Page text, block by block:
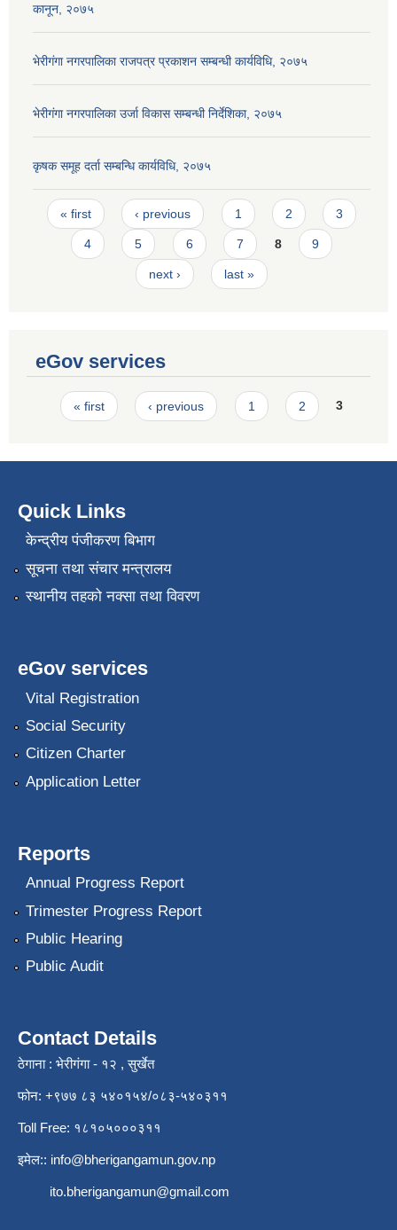
कानून, २०७५
भेरीगंगा नगरपालिका राजपत्र प्रकाशन सम्बन्धी कार्यविधि, २०७५
भेरीगंगा नगरपालिका उर्जा विकास सम्बन्धी निर्देशिका, २०७५
कृषक समूह दर्ता सम्बन्धि कार्यविधि, २०७५
Pages
« first ‹ previous 1 2 3
4 5 6 7 8 9
next › last »
eGov services
Pages
« first ‹ previous 1 2 3
Quick Links
केन्द्रीय पंजीकरण बिभाग
सूचना तथा संचार मन्त्रालय
स्थानीय तहको नक्सा तथा विवरण
eGov services
Vital Registration
Social Security
Citizen Charter
Application Letter
Reports
Annual Progress Report
Trimester Progress Report
Public Hearing
Public Audit
Contact Details
ठेगाना : भेरीगंगा - १२ , सुर्खेत
फोन: +९७७ ८३ ५४०१५४/०८३-५४०३११
Toll Free: १८१०५०००३११
इमेल:: info@bherigangamun.gov.np
ito.bherigangamun@gmail.com